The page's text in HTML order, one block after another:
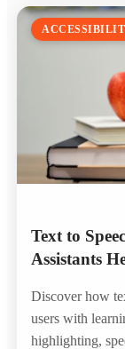
Text to
Assistants
Discover how
users with
highlighting,